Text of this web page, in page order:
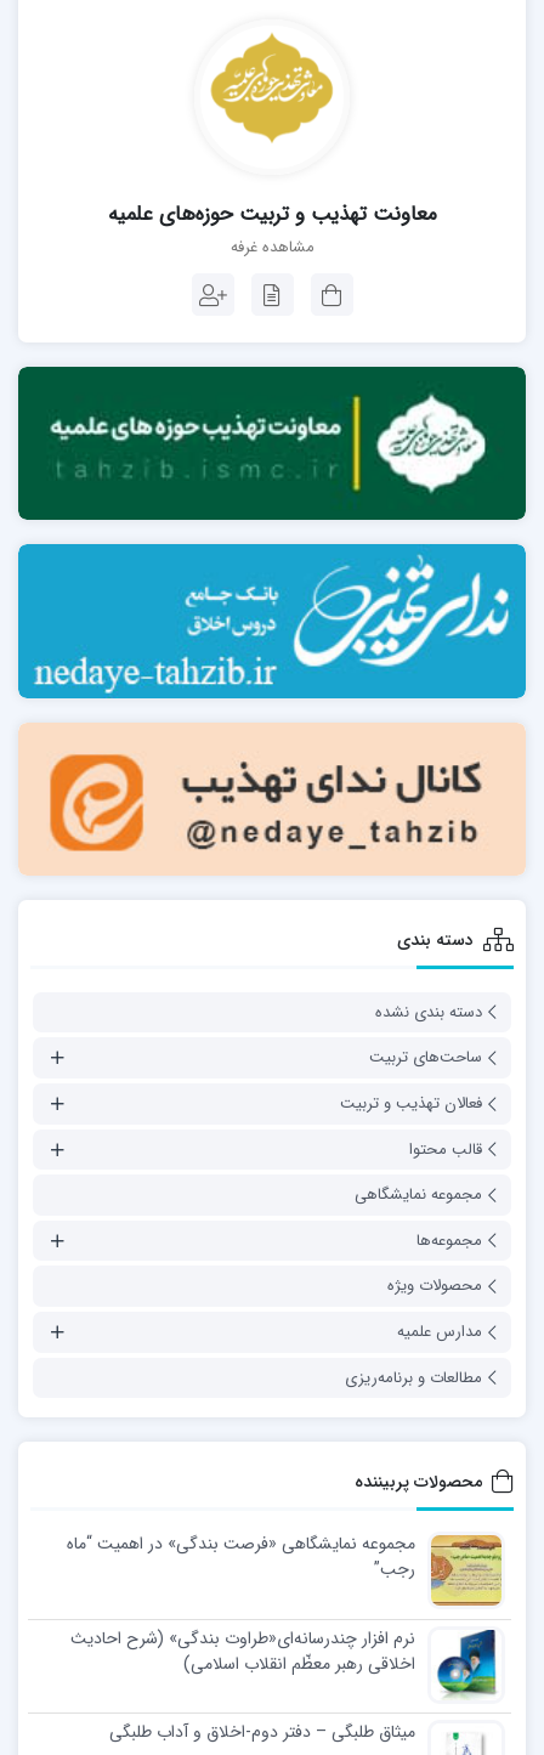
معاونت تهذیب و تربیت حوزه‌های علمیه
مشاهده غرفه
دسته بندی
دسته بندی نشده
ساحت‌های تربیت
فعالان تهذیب و تربیت
قالب محتوا
مجموعه نمایشگاهی
مجموعه‌ها
محصولات ویژه
مدارس علمیه
مطالعات و برنامه‌ریزی
محصولات پربیننده
مجموعه نمایشگاهی «فرصت بندگی» در اهمیت “ماه
رجب”
نرم افزار چندرسانه‌ای«طراوت بندگی» (شرح احادیث
اخلاقی رهبر معظّم انقلاب اسلامی)
میثاق طلبگی – دفتر دوم-اخلاق و آداب طلبگی